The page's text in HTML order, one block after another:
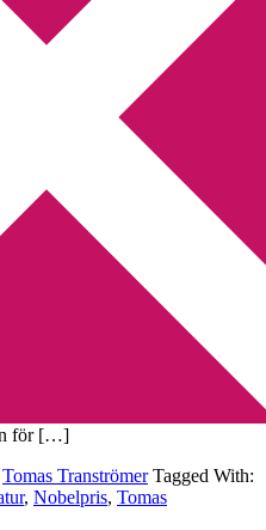
att Tomas Tranströmer
kl. 13.00 i dag. Jag är den första
för […]
Tomas Tranströmer Tagged With:
, Nobelpris, Tomas